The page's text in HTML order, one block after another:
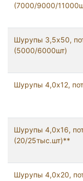
(7000/9000/
Шурупы 3,5x50,
(5000/6000шт)
Шурупы 4,0x12,
Шурупы 4,0x16,
(20/25тыс.шт)**
Шурупы 4,0x20,